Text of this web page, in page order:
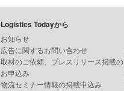
Logistics Todayから
お知らせ
広告に関するお問い合わせ
取材のご依頼、プレスリリース掲載の
お申込み
物流セミナー情報の掲載申込み